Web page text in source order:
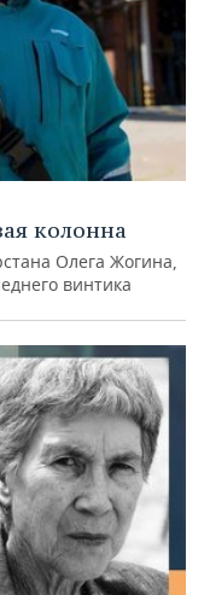
колонна
Олега Жогина,
винтика